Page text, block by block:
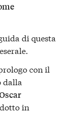
di questa
con il
dalla
in